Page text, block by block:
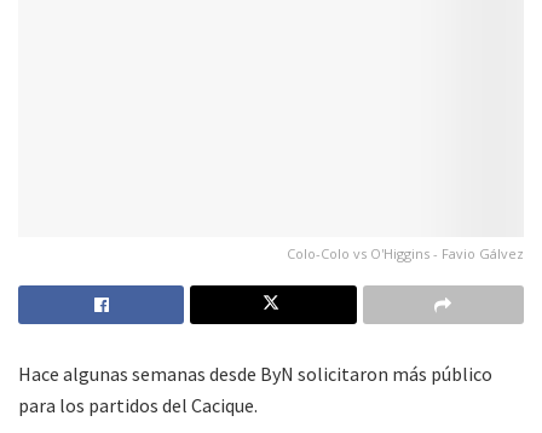
Colo-Colo vs O'Higgins - Favio Gálvez
Hace algunas semanas desde ByN solicitaron más público
para los partidos del Cacique.